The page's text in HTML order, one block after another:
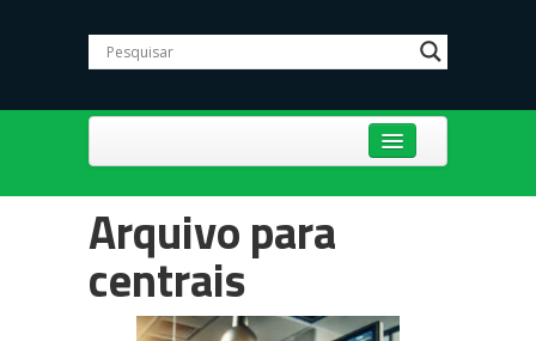
PABX em Nuvem (cloud)
3CX
Câmeras para CFTV
Arquivo para
centrais